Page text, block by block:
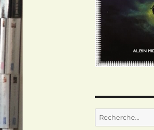
Recherche
pour :